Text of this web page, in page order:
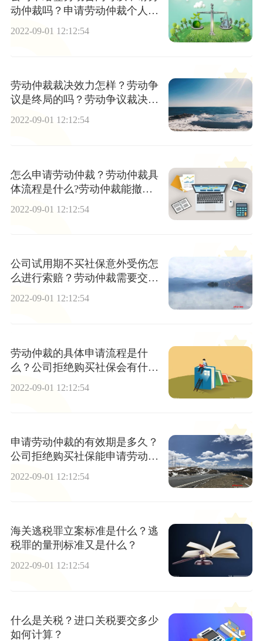
动仲裁吗？申请劳动仲裁个人会
不会有什么影响？
2022-09-01 12:12:54
劳动仲裁裁决效力怎样？劳动争
议是终局的吗？劳动争议裁决书
是否一定生效？
2022-09-01 12:12:54
怎么申请劳动仲裁？劳动仲裁具
体流程是什么?劳动仲裁能撤销
2022-09-01 12:12:54
公司试用期不买社保意外受伤怎
么进行索赔？劳动仲裁需要交钱
吗？
2022-09-01 12:12:54
劳动仲裁的具体申请流程是什
么？公司拒绝购买社保会有什么
2022-09-01 12:12:54
申请劳动仲裁的有效期是多久？
公司拒绝购买社保能申请劳动仲
2022-09-01 12:12:54
海关逃税罪立案标准是什么？逃
税罪的量刑标准又是什么？
2022-09-01 12:12:54
什么是关税？进口关税要交多少
如何计算？